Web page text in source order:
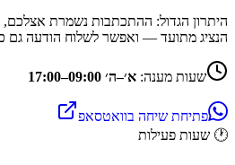
היתרון הגדול: ההתכתבות נשמרת
הנציג מתועד — ואפשר לשלוח הודעה גם
שעות מענה: א׳–ה׳ 09:00–17:00
פתיחת שיחה בוואטסאפ
🕐 שעות פעילות